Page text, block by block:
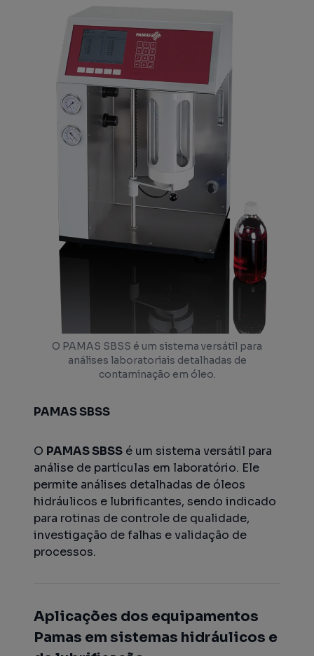
O PAMAS SBSS é um sistema versátil para
análises laboratoriais detalhadas de
contaminação em óleo.
PAMAS SBSS
O PAMAS SBSS é um sistema versátil para
análise de partículas em laboratório. Ele
permite análises detalhadas de óleos
hidráulicos e lubrificantes, sendo indicado
para rotinas de controle de qualidade,
investigação de falhas e validação de
processos.
Aplicações dos equipamentos
Pamas em sistemas hidráulicos e